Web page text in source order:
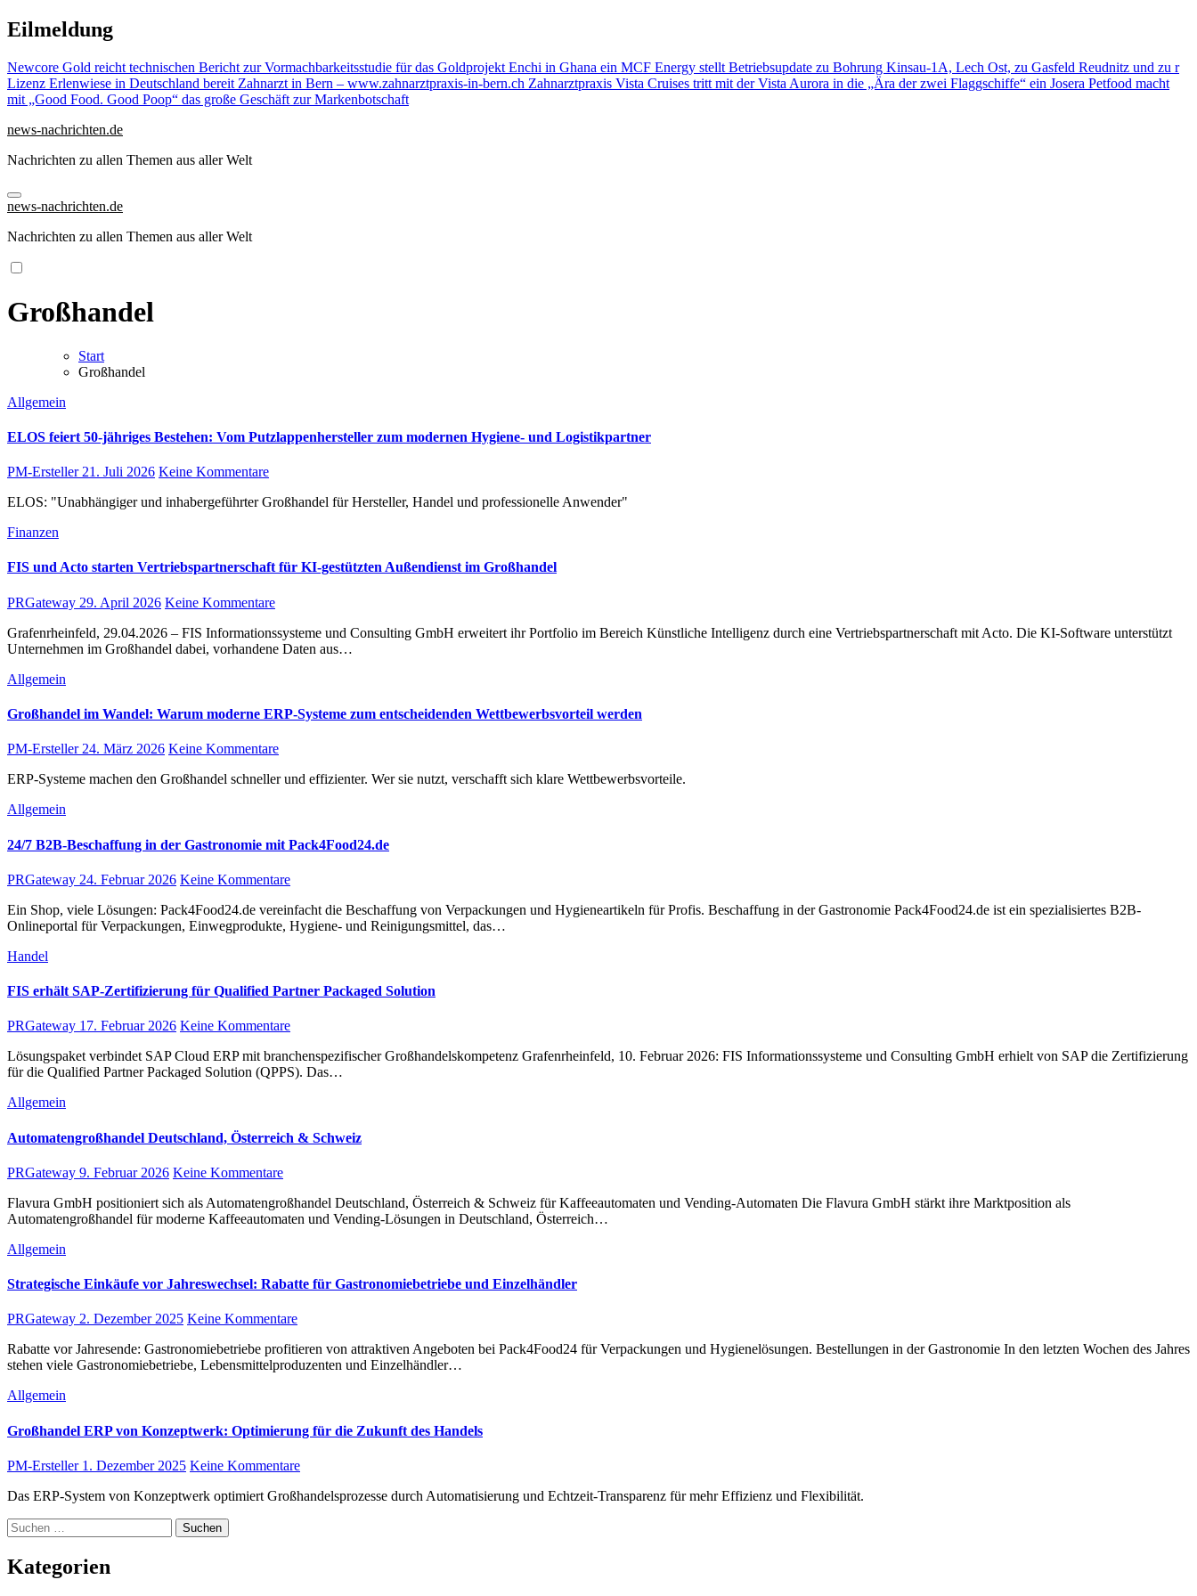
Zu
Inhalten
Eilmeldung
Newcore Gold reicht technischen Bericht zur Vormachbarkeitsstudie für das Goldprojekt Enchi in Ghana ein MCF Energy stellt Betriebsupdate zu Bohrung Kinsau-1A, Lech Ost, zu Gasfeld Reudnitz und zu r
Lizenz Erlenwiese in Deutschland bereit Zahnarzt in Bern – www.zahnarztpraxis-in-bern.ch Zahnarztpraxis Vista Cruises tritt mit der Vista Aurora in die „Ära der zwei Flaggschiffe“ ein Josera Petfood macht
mit „Good Food. Good Poop“ das große Geschäft zur Markenbotschaft
news-nachrichten.de
Nachrichten zu allen Themen aus aller Welt
news-nachrichten.de
Nachrichten zu allen Themen aus aller Welt
Großhandel
Start
Großhandel
Allgemein
ELOS feiert 50-jähriges Bestehen: Vom Putzlappenhersteller zum modernen Hygiene- und Logistikpartner
PM-Ersteller 21. Juli 2026 Keine Kommentare
ELOS: "Unabhängiger und inhabergeführter Großhandel für Hersteller, Handel und professionelle Anwender"
Finanzen
FIS und Acto starten Vertriebspartnerschaft für KI-gestützten Außendienst im Großhandel
PRGateway 29. April 2026 Keine Kommentare
Grafenrheinfeld, 29.04.2026 – FIS Informationssysteme und Consulting GmbH erweitert ihr Portfolio im Bereich Künstliche Intelligenz durch eine Vertriebspartnerschaft mit Acto. Die KI-Software unterstützt
Unternehmen im Großhandel dabei, vorhandene Daten aus…
Allgemein
Großhandel im Wandel: Warum moderne ERP-Systeme zum entscheidenden Wettbewerbsvorteil werden
PM-Ersteller 24. März 2026 Keine Kommentare
ERP-Systeme machen den Großhandel schneller und effizienter. Wer sie nutzt, verschafft sich klare Wettbewerbsvorteile.
Allgemein
24/7 B2B-Beschaffung in der Gastronomie mit Pack4Food24.de
PRGateway 24. Februar 2026 Keine Kommentare
Ein Shop, viele Lösungen: Pack4Food24.de vereinfacht die Beschaffung von Verpackungen und Hygieneartikeln für Profis. Beschaffung in der Gastronomie Pack4Food24.de ist ein spezialisiertes B2B-
Onlineportal für Verpackungen, Einwegprodukte, Hygiene- und Reinigungsmittel, das…
Handel
FIS erhält SAP-Zertifizierung für Qualified Partner Packaged Solution
PRGateway 17. Februar 2026 Keine Kommentare
Lösungspaket verbindet SAP Cloud ERP mit branchenspezifischer Großhandelskompetenz Grafenrheinfeld, 10. Februar 2026: FIS Informationssysteme und Consulting GmbH erhielt von SAP die Zertifizierung
für die Qualified Partner Packaged Solution (QPPS). Das…
Allgemein
Automatengroßhandel Deutschland, Österreich & Schweiz
PRGateway 9. Februar 2026 Keine Kommentare
Flavura GmbH positioniert sich als Automatengroßhandel Deutschland, Österreich & Schweiz für Kaffeeautomaten und Vending-Automaten Die Flavura GmbH stärkt ihre Marktposition als
Automatengroßhandel für moderne Kaffeeautomaten und Vending-Lösungen in Deutschland, Österreich…
Allgemein
Strategische Einkäufe vor Jahreswechsel: Rabatte für Gastronomiebetriebe und Einzelhändler
PRGateway 2. Dezember 2025 Keine Kommentare
Rabatte vor Jahresende: Gastronomiebetriebe profitieren von attraktiven Angeboten bei Pack4Food24 für Verpackungen und Hygienelösungen. Bestellungen in der Gastronomie In den letzten Wochen des Jahres
stehen viele Gastronomiebetriebe, Lebensmittelproduzenten und Einzelhändler…
Allgemein
Großhandel ERP von Konzeptwerk: Optimierung für die Zukunft des Handels
PM-Ersteller 1. Dezember 2025 Keine Kommentare
Das ERP-System von Konzeptwerk optimiert Großhandelsprozesse durch Automatisierung und Echtzeit-Transparenz für mehr Effizienz und Flexibilität.
Suchen
nach:
Kategorien